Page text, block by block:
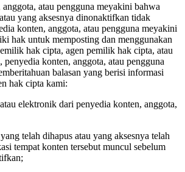
atau pengguna meyakini bahwa
yang aksesnya dinonaktifkan tidak
konten, anggota, atau pengguna meyakini
hak untuk memposting dan menggunakan
hak cipta, agen pemilik hak cipta, atau
penyedia konten, anggota, atau pengguna
balasan yang berisi informasi
hak cipta kami:
elektronik dari penyedia konten, anggota,
telah dihapus atau yang aksesnya telah
tempat konten tersebut muncul sebelum